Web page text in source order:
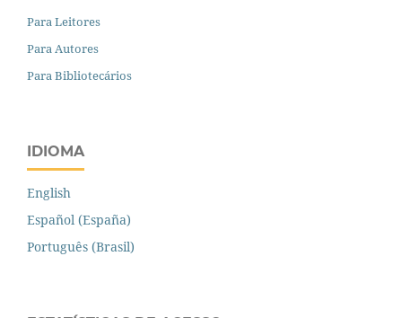
Para Leitores
Para Autores
Para Bibliotecários
IDIOMA
English
Español (España)
Português (Brasil)